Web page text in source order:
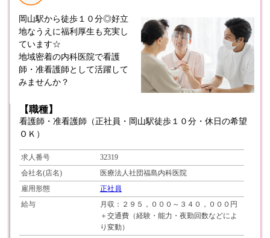
岡山駅から徒歩１０分◎好立
地なうえに福利厚生も充実し
ています☆
地域密着の内科医院で看護
師・准看護師として活躍して
みませんか？
【職種】
看護師・准看護師（正社員・岡山駅徒歩１０分・休日の希望
ＯＫ）
求人番号
32319
会社名(店名)
医療法人社団福島内科医院
雇用形態
正社員
給与
月収：２９５，０００～３４０，０００円
＋交通費（経験・能力・夜勤回数などによ
り変動）